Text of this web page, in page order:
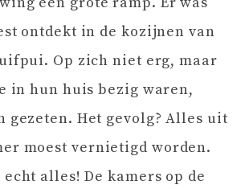
ontdekt in de kozijnen van
Op zich niet erg, maar
in hun huis bezig waren,
gezeten. Het gevolg? Alles uit
moest vernietigd worden.
alles! De kamers op de